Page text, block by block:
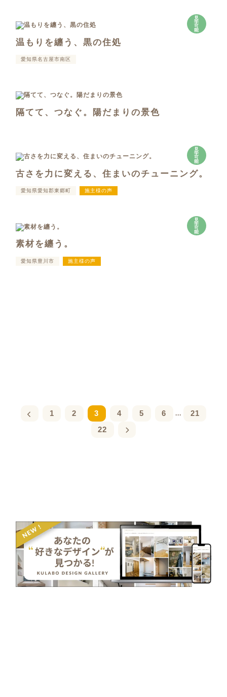
見
学
可
能
温もりを纏う、黒の住処
愛知県名古屋市南区
隔てて、つなぐ。陽だまりの景色
見
学
可
能
古さを力に変える、住まいのチューニング。
愛知県愛知郡東郷町 施主様の声
見
学
可
能
素材を纏う。
愛知県豊川市 施主様の声
1 2 3 4 5 6 ...
21
22